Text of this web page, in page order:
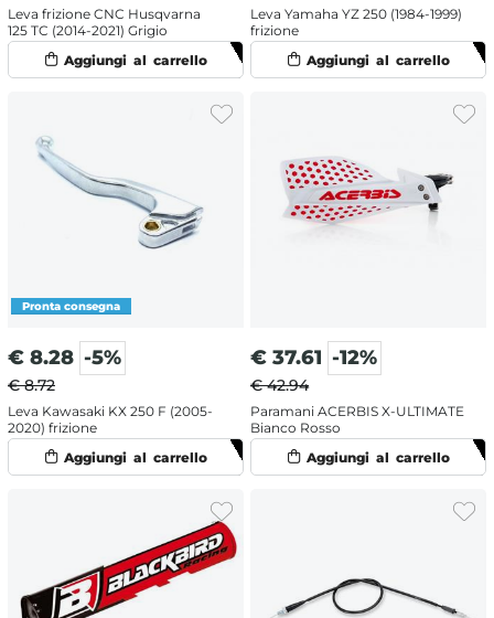
Leva frizione CNC Husqvarna
125 TC (2014-2021) Grigio
Leva Yamaha YZ 250 (1984-1999)
frizione
€ 8.28 -5%
€ 8.72
Leva Kawasaki KX 250 F (2005-
2020) frizione
€ 37.61 -12%
€ 42.94
Paramani ACERBIS X-ULTIMATE
Bianco Rosso